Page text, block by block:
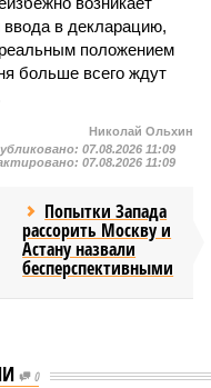
в декларацию,
положением
больше всего ждут
Николай Ольхин
07.08.2026 11:09
07.08.2026 11:09
Попытки Запада
рассорить Москву и
Астану назвали
бесперспективными
0